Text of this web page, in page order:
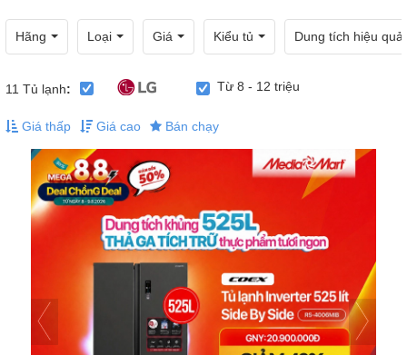
Hãng Loại Giá Kiểu tủ Dung tích hiệu quả
11 Tủ lạnh: Từ 8 - 12 triệu
Giá thấp Giá cao Bán chạy